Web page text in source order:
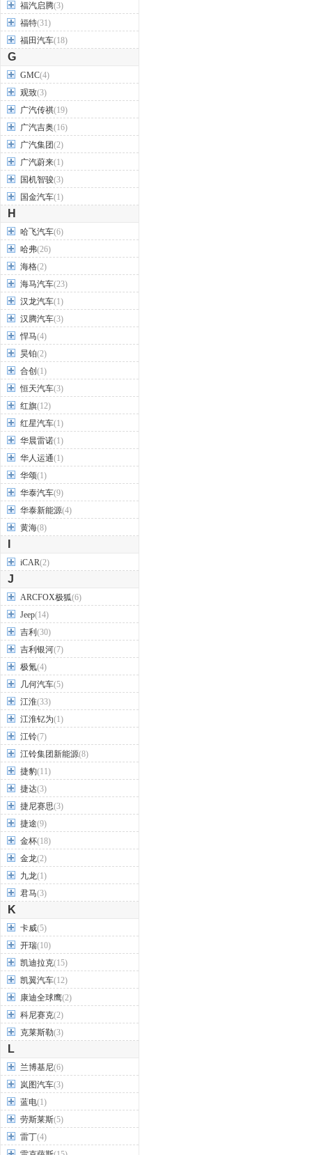
福汽启腾(3)
福特(31)
福田汽车(18)
G
GMC(4)
观致(3)
广汽传祺(19)
广汽吉奥(16)
广汽集团(2)
广汽蔚来(1)
国机智骏(3)
国金汽车(1)
H
哈飞汽车(6)
哈弗(26)
海格(2)
海马汽车(23)
汉龙汽车(1)
汉腾汽车(3)
悍马(4)
昊铂(2)
合创 (1)
恒天汽车(3)
红旗(12)
红星汽车(1)
华晨雷诺(1)
华人运通(1)
华颂(1)
华泰汽车(9)
华泰新能源(4)
黄海(8)
iCAR(2)
J
ARCFOX极狐(6)
Jeep(14)
吉利 (30)
吉利银河(7)
极氪(4)
几何汽车(5)
江淮(33)
江淮钇为(1)
江铃(7)
江铃集团新能源(8)
捷豹(11)
捷达(3)
捷尼赛思(3)
捷途(9)
金杯(18)
金龙(2)
九龙(1)
君马(3)
K
卡威(5)
开瑞(10)
凯迪拉克(15)
凯翼汽车(12)
康迪全球鹰(2)
科尼赛克(2)
克莱斯勒(3)
L
兰博基尼(6)
岚图汽车(3)
蓝电(1)
劳斯莱斯(5)
雷丁(4)